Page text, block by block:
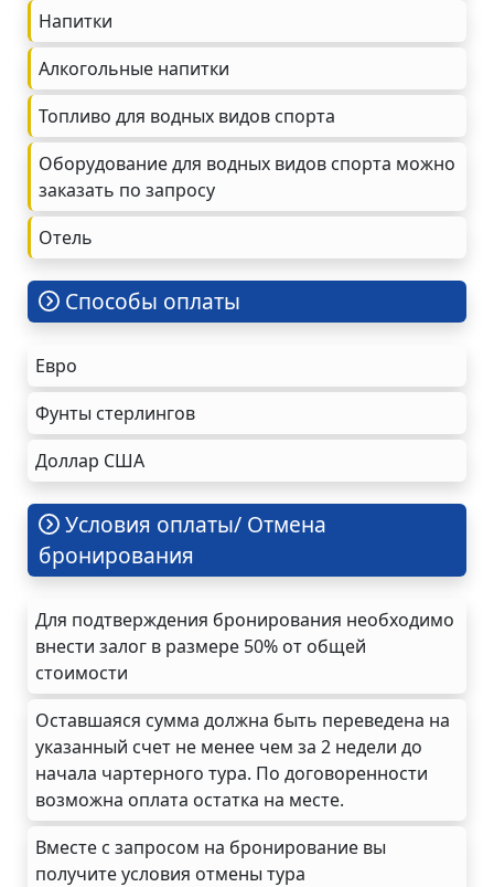
Напитки
Алкогольные напитки
Топливо для водных видов спорта
Оборудование для водных видов спорта можно
заказать по запросу
Oтель
Cпособы оплаты
Евро
Фунты стерлингов
Доллар США
Условия оплаты/ Отмена
бронирования
Для подтверждения бронирования необходимо
внести залог в размере 50% от общей
стоимости
Оставшаяся сумма должна быть переведена на
указанный счет не менее чем за 2 недели до
начала чартерного тура. По договоренности
возможна оплата остатка на месте.
Вместе с запросом на бронирование вы
получите условия отмены тура